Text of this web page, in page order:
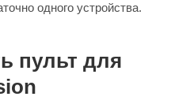
одного устройства.
пульт для